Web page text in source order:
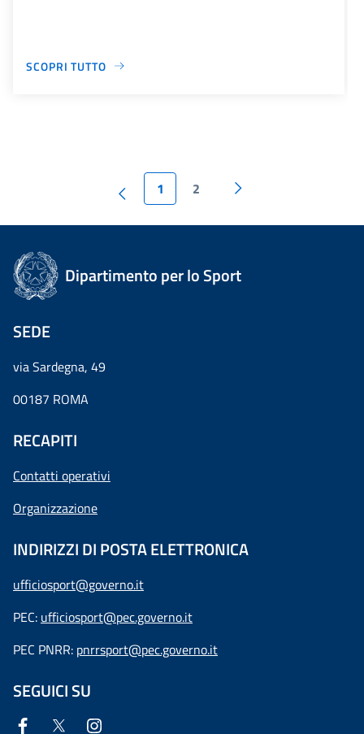
SCOPRI TUTTO
1 2
Dipartimento per lo Sport
SEDE
via Sardegna, 49
00187 ROMA
RECAPITI
Contatti operativi
Organizzazione
INDIRIZZI DI POSTA ELETTRONICA
ufficiosport@governo.it
PEC: ufficiosport@pec.governo.it
PEC PNRR: pnrrsport@pec.governo.it
SEGUICI SU